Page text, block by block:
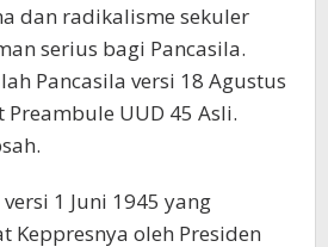
dan radikalisme sekuler
serius bagi Pancasila.
Pancasila versi 18 Agustus
UUD 45 Asli.
1 Juni 1945 yang
Keppresnya oleh Presiden